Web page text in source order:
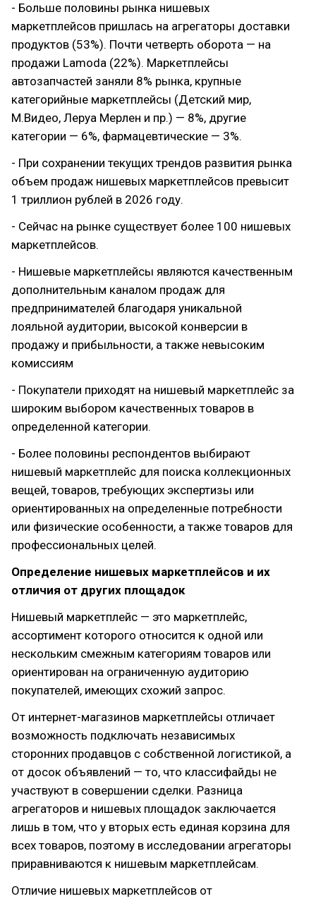
- Больше половины рынка нишевых
маркетплейсов пришлась на агрегаторы доставки
продуктов (53%). Почти четверть оборота — на
продажи Lamoda (22%). Маркетплейсы
автозапчастей заняли 8% рынка, крупные
категорийные маркетплейсы (Детский мир,
М.Видео, Леруа Мерлен и пр.) — 8%, другие
категории — 6%, фармацевтические — 3%.
- При сохранении текущих трендов развития рынка
объем продаж нишевых маркетплейсов превысит
1 триллион рублей в 2026 году.
- Сейчас на рынке существует более 100 нишевых
маркетплейсов.
- Нишевые маркетплейсы являются качественным
дополнительным каналом продаж для
предпринимателей благодаря уникальной
лояльной аудитории, высокой конверсии в
продажу и прибыльности, а также невысоким
комиссиям
- Покупатели приходят на нишевый маркетплейс за
широким выбором качественных товаров в
определенной категории.
- Более половины респондентов выбирают
нишевый маркетплейс для поиска коллекционных
вещей, товаров, требующих экспертизы или
ориентированных на определенные потребности
или физические особенности, а также товаров для
профессиональных целей.
Определение нишевых маркетплейсов и их
отличия от других площадок
Нишевый маркетплейс — это маркетплейс,
ассортимент которого относится к одной или
нескольким смежным категориям товаров или
ориентирован на ограниченную аудиторию
покупателей, имеющих схожий запрос.
От интернет-магазинов маркетплейсы отличает
возможность подключать независимых
сторонних продавцов с собственной логистикой, а
от досок объявлений — то, что классифайды не
участвуют в совершении сделки. Разница
агрегаторов и нишевых площадок заключается
лишь в том, что у вторых есть единая корзина для
всех товаров, поэтому в исследовании агрегаторы
приравниваются к нишевым маркетплейсам.
Отличие нишевых маркетплейсов от